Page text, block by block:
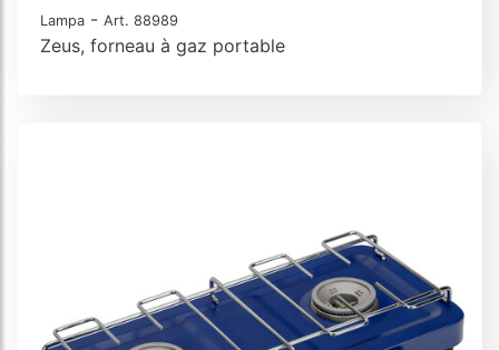
Lampa - Art. 88989
Zeus, forneau à gaz portable